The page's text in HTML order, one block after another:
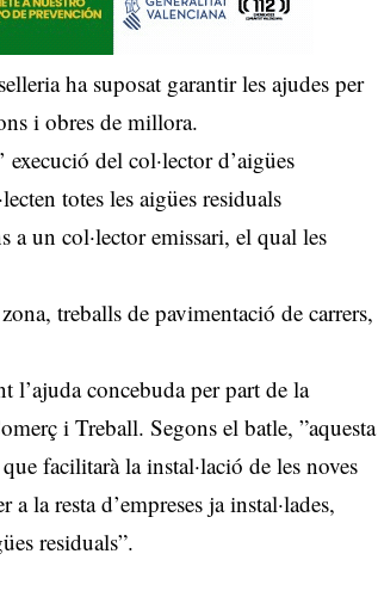
ha suposat garantir les ajudes per
i obres de millora.
del col·lector d’aigües
totes les aigües residuals
a un col·lector emissari, el qual les
treballs de pavimentació de carrers,
l’ajuda concebuda per part de la
i Treball. Segons el batle, ”aquesta
facilitarà la instal·lació de les noves
la resta d’empreses ja instal·lades,
residuals”.